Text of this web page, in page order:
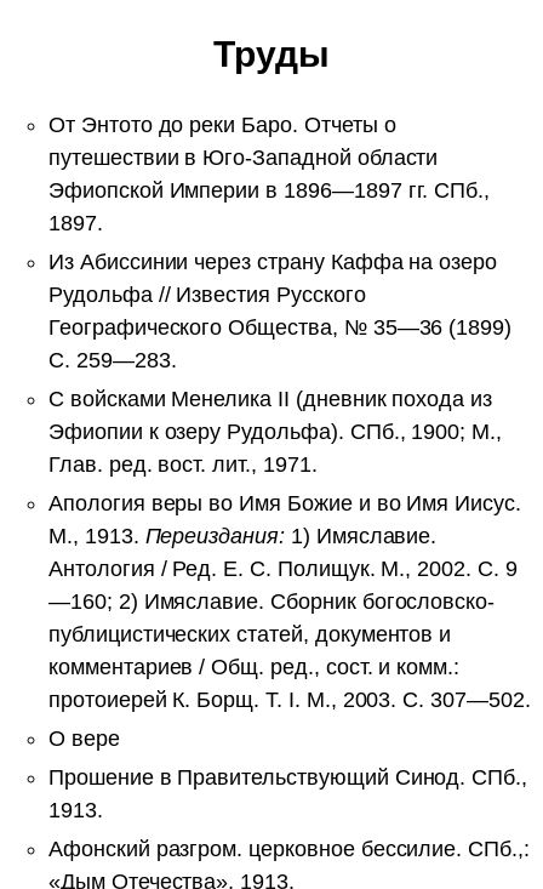
Труды
От Энтото до реки Баро. Отчеты о
путешествии в Юго-Западной области
Эфиопской Империи в 1896—1897 гг. СПб.,
1897.
Из Абиссинии через страну Каффа на озеро
Рудольфа // Известия Русского
Географического Общества, № 35—36 (1899)
С. 259—283.
С войсками Менелика II (дневник похода из
Эфиопии к озеру Рудольфа). СПб., 1900; М.,
Глав. ред. вост. лит., 1971.
Апология веры во Имя Божие и во Имя Иисус.
М., 1913. Переиздания:1) Имяславие.
Антология / Ред. Е. С. Полищук. М., 2002. С. 9
—160; 2) Имяславие. Сборник богословско-
публицистических статей, документов и
комментариев / Общ. ред., сост. и комм.:
протоиерей К. Борщ. Т. I. М., 2003. С. 307—502.
О вере
Прошение в Правительствующий Синод. СПб.,
1913.
Афонский разгром. церковное бессилие. СПб.,:
«Дым Отечества», 1913.